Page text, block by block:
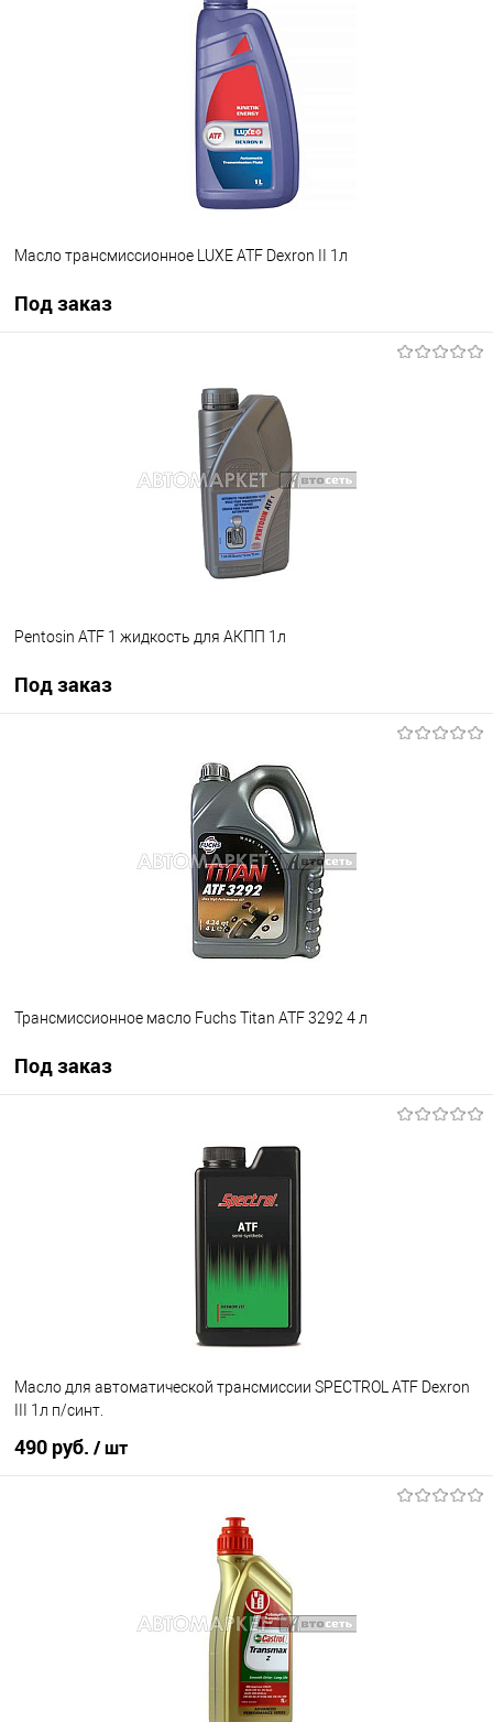
Масло трансмиссионное LUXE ATF Dexron II 1л
Под заказ
Pentosin ATF 1 жидкость для АКПП 1л
Под заказ
Недоступно
Трансмиссионное масло Fuchs Titan ATF 3292 4 л
Под заказ
Масло для автоматической трансмиссии SPECTROL ATF Dexron
III 1л п/синт.
490 руб. / шт